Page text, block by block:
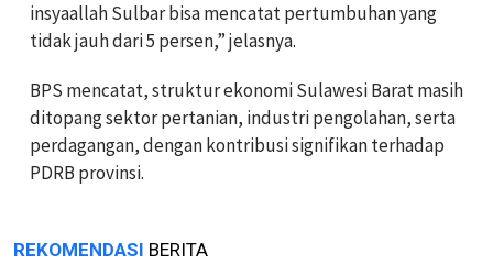
insyaallah Sulbar bisa mencatat pertumbuhan yang
tidak jauh dari 5 persen,” jelasnya.
BPS mencatat, struktur ekonomi Sulawesi Barat masih
ditopang sektor pertanian, industri pengolahan, serta
perdagangan, dengan kontribusi signifikan terhadap
PDRB provinsi.
REKOMENDASI BERITA